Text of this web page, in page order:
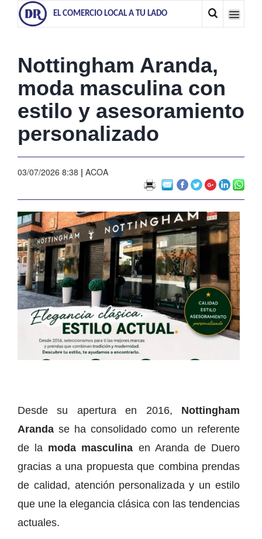
EL COMERCIO LOCAL A TU LADO
Nottingham Aranda,
moda masculina con
estilo y asesoramiento
personalizado
03/07/2026 8:38 | ACOA
Desde su apertura en 2016, Nottingham
Aranda se ha consolidado como un referente
de la moda masculina en Aranda de Duero
gracias a una propuesta que combina prendas
de calidad, atención personalizada y un estilo
que une la elegancia clásica con las tendencias
actuales.